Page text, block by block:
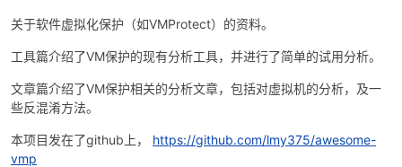
关于软件虚拟化保护（如VMProtect）的资料。
工具篇介绍了VM保护的现有分析工具，并进行了简单的试用分析。
文章篇介绍了VM保护相关的分析文章，包括对虚拟机的分析，及一
些反混淆方法。
本项目发在了github上， https://github.com/lmy375/awesome-
vmp